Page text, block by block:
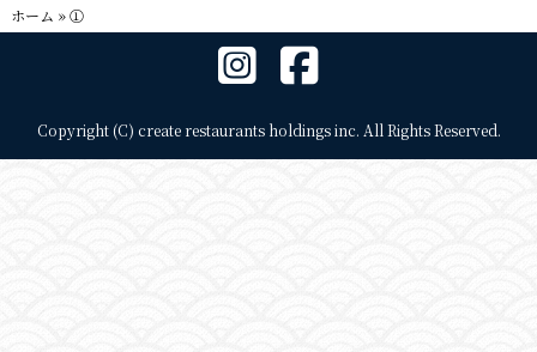
ホーム »①
Copyright (C) create restaurants holdings inc. All Rights Reserved.